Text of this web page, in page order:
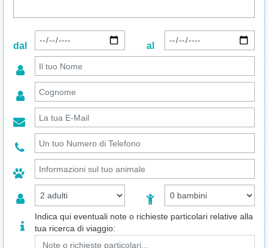
dal al
Indica qui eventuali note o richieste particolari relative alla
tua ricerca di viaggio: